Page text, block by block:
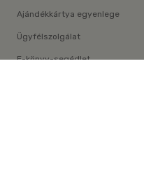
Ajándékkártya egyenlege
Ügyfélszolgálat
E-könyv-segédlet